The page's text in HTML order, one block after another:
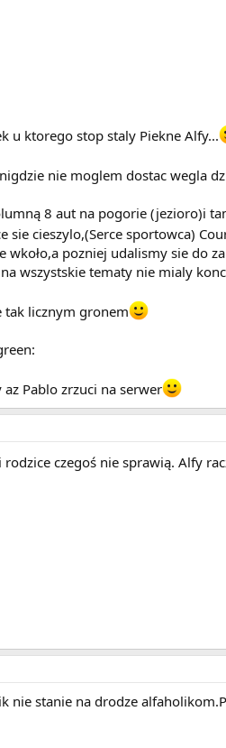
u ktorego stop staly Piekne Alfy...
nie moglem dostac wegla
8 aut na pogorie (jezioro)i
sie cieszylo,(Serce sportowca)
pozniej udalismy sie do
wszystskie tematy nie mialy
tak licznym gronem
Pablo zrzuci na serwer
rodzice czegoś nie sprawią. Alfy
nie stanie na drodze